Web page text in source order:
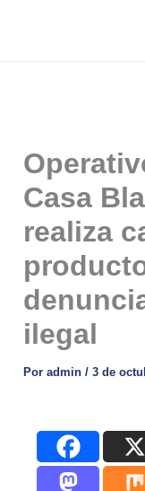
Casa
realiza
ilegal
Poradmin/3 de